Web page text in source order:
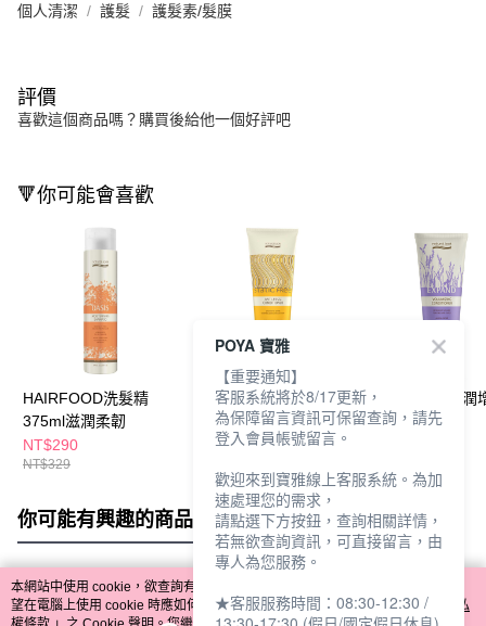
個人清潔 護髮 護髮素/髮膜
評價
喜歡這個商品嗎？購買後給他一個好評吧
🔻你可能會喜歡
HAIRFOOD洗髮精
375ml滋潤柔韌
NT$290
NT$329
Natural Look
HAIRFOOD 超柔順抗
毛躁護髮素300ml
NT$339
HAIRFOOD蓬潤
護髮素300ml
你可能有興趣的商品 全站排行
熱門標籤
本網站中使用 cookie，欲查詢有關本網站使用 cookie 方式之詳情，及若您不希
望在電腦上使用 cookie 時應如何變更電腦的 cookie 設定，請參閱本網站「
隱私
POYA 寶雅
【重要通知】
客服系統將於8/17更新，
為保障留言資訊可保留查詢，請先
登入會員帳號留言。
歡迎來到寶雅線上客服系統。為加
速處理您的需求，
請點選下方按鈕，查詢相關詳情，
若無欲查詢資訊，可直接留言，由
專人為您服務。
★客服服務時間：08:30-12:30 /